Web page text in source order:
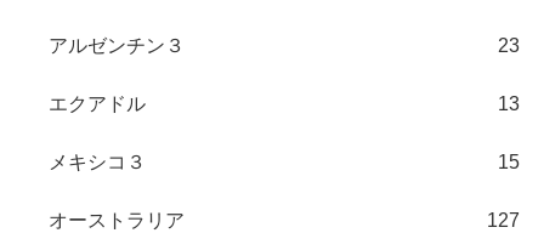
アルゼンチン３ 23
エクアドル 13
メキシコ３ 15
オーストラリア 127